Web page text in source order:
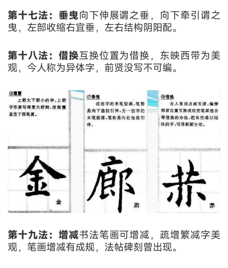
第十七法：垂曳向下伸展谓之垂，向下牵引谓之
曳，左部收缩右宜垂，左右结构阴阳配。
第十八法：借换互换位置为借换，东映西带为美
观，今人称为异体字，前贤没写不可编。
第十九法：增减书法笔画可增减，疏增繁减字美
观，笔画增减有成规，法帖碑刻曾出现。